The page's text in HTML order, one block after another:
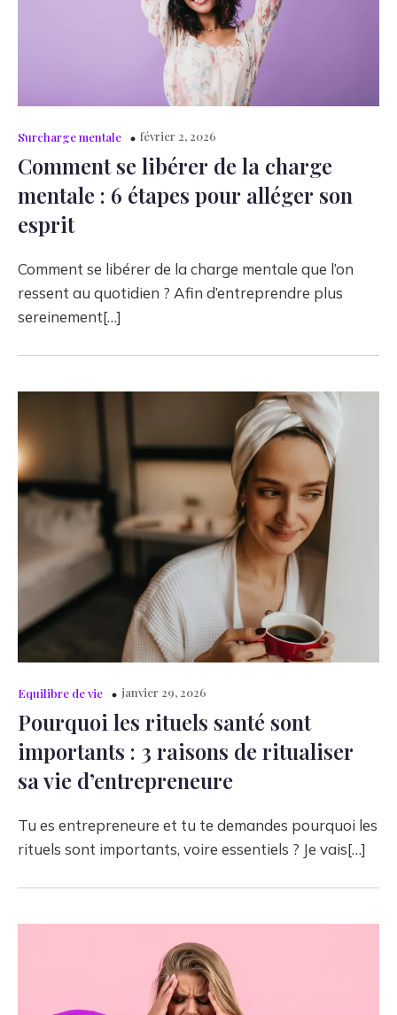
Surcharge mentale février 2, 2026
Comment se libérer de la charge
mentale : 6 étapes pour alléger son
esprit
Comment se libérer de la charge mentale que l’on
ressent au quotidien ? Afin d’entreprendre plus
sereinement[…]
Equilibre de vie janvier 29, 2026
Pourquoi les rituels santé sont
importants : 3 raisons de ritualiser
sa vie d’entrepreneure
Tu es entrepreneure et tu te demandes pourquoi les
rituels sont importants, voire essentiels ? Je vais[…]